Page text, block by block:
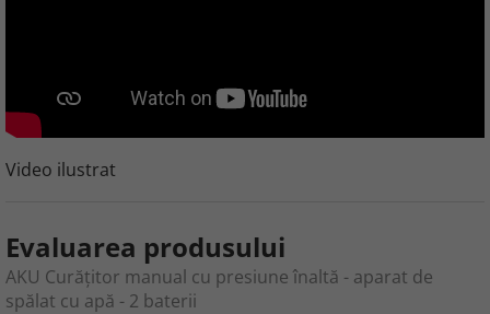
Video ilustrat
Evaluarea produsului
AKU Curățitor manual cu presiune înaltă - aparat de
spălat cu apă - 2 baterii